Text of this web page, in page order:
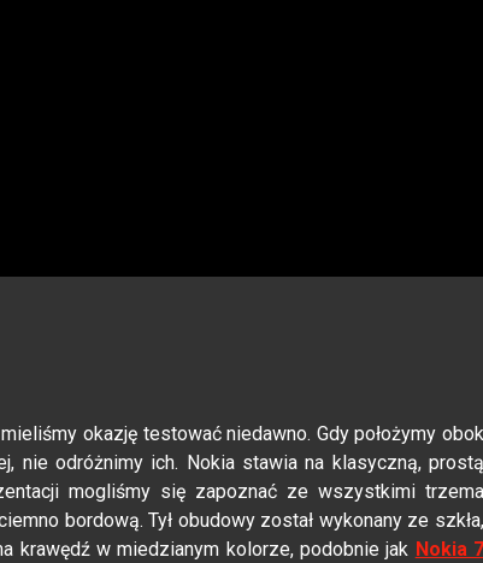
okazję testować niedawno. Gdy położymy
nie odróżnimy ich. Nokia stawia na klasyczną, prostą
mogliśmy się zapoznać ze wszystkimi trzema
bordową. Tył obudowy został wykonany ze szkła,
krawędź w miedzianym kolorze, podobnie jak Nokia